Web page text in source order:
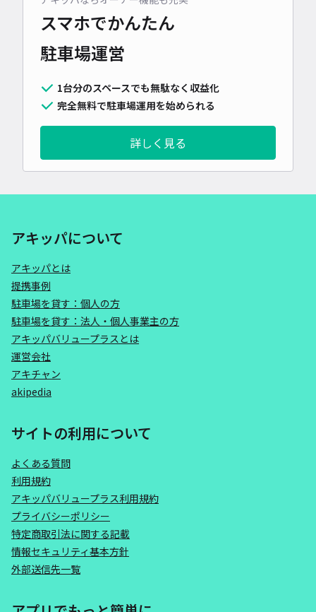
スマホでかんたん
駐車場運営
1台分のスペースでも無駄なく収益化
完全無料で駐車場運用を始められる
詳しく見る
アキッパについて
アキッパとは
提携事例
駐車場を貸す：個人の方
駐車場を貸す：法人・個人事業主の方
アキッパバリュープラスとは
運営会社
アキチャン
akipedia
サイトの利用について
よくある質問
利用規約
アキッパバリュープラス利用規約
プライバシーポリシー
特定商取引法に関する記載
情報セキュリティ基本方針
外部送信先一覧